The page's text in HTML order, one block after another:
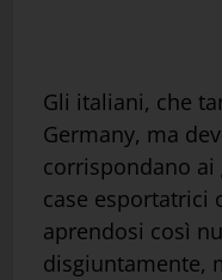
Gli italiani, che
Germany, ma
corrispondano
case esportatrici
aprendosi così
disgiuntamente,